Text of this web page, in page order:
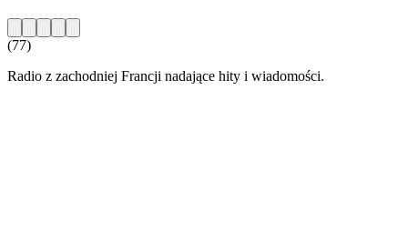
(77)
Radio z zachodniej Francji nadające hity i wiadomości.